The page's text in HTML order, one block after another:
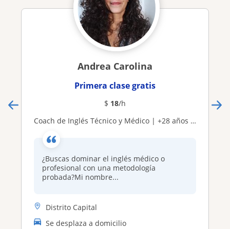
Andrea Carolina
Primera clase gratis
$ 18/h
Coach de Inglés Técnico y Médico | +28 años de experiencia | Especialista en Terminología Clínica y Comunicación Efectiva
¿Buscas dominar el inglés médico o
profesional con una metodología
probada?Mi nombre...
Distrito Capital
Se desplaza a domicilio